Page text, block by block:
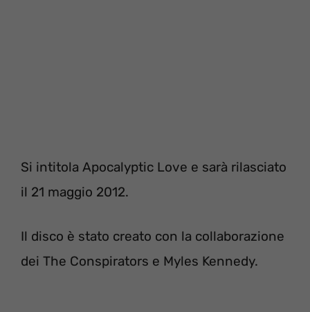
Si intitola Apocalyptic Love e sarà rilasciato
il 21 maggio 2012.
Il disco è stato creato con la collaborazione
dei The Conspirators e Myles Kennedy.